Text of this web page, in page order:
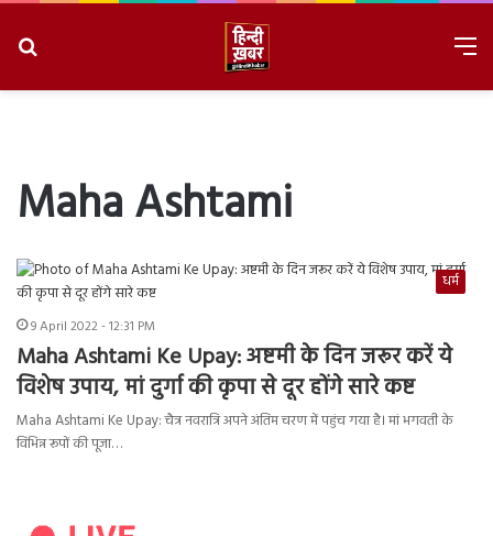
Maha Ashtami
धर्म
9 April 2022 - 12:31 PM
Maha Ashtami Ke Upay: अष्टमी के दिन जरूर करें ये
विशेष उपाय, मां दुर्गा की कृपा से दूर होंगे सारे कष्ट
Maha Ashtami Ke Upay: चैत्र नवरात्रि अपने अंतिम चरण में पहुंच गया है। मां भगवती के
विभिन्न रूपों की पूजा…